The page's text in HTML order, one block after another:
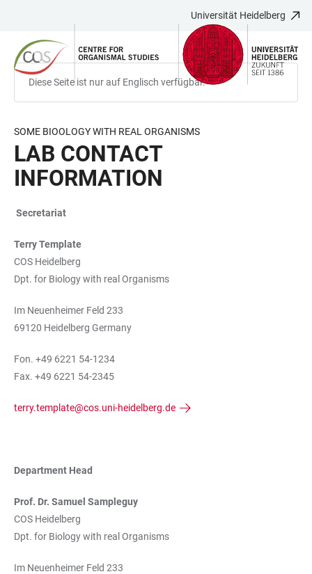
LINKS
ZUR
BARRIEREFREIHEIT
HAUPTINHALT
ÖFFNEN
ÖFFNEN
Universität Heidelberg
Diese Seite ist nur auf Englisch verfügbar.
SOME BIOOLOGY WITH REAL ORGANISMS
LAB CONTACT
INFORMATION
Secretariat
Terry Template
COS Heidelberg
Dpt. for Biology with real Organisms
Im Neuenheimer Feld 233
69120 Heidelberg Germany
Fon. +49 6221 54-1234
Fax. +49 6221 54-2345
terry.template@cos.uni-heidelberg.de
Department Head
Prof. Dr. Samuel Sampleguy
COS Heidelberg
Dpt. for Biology with real Organisms
Im Neuenheimer Feld 233